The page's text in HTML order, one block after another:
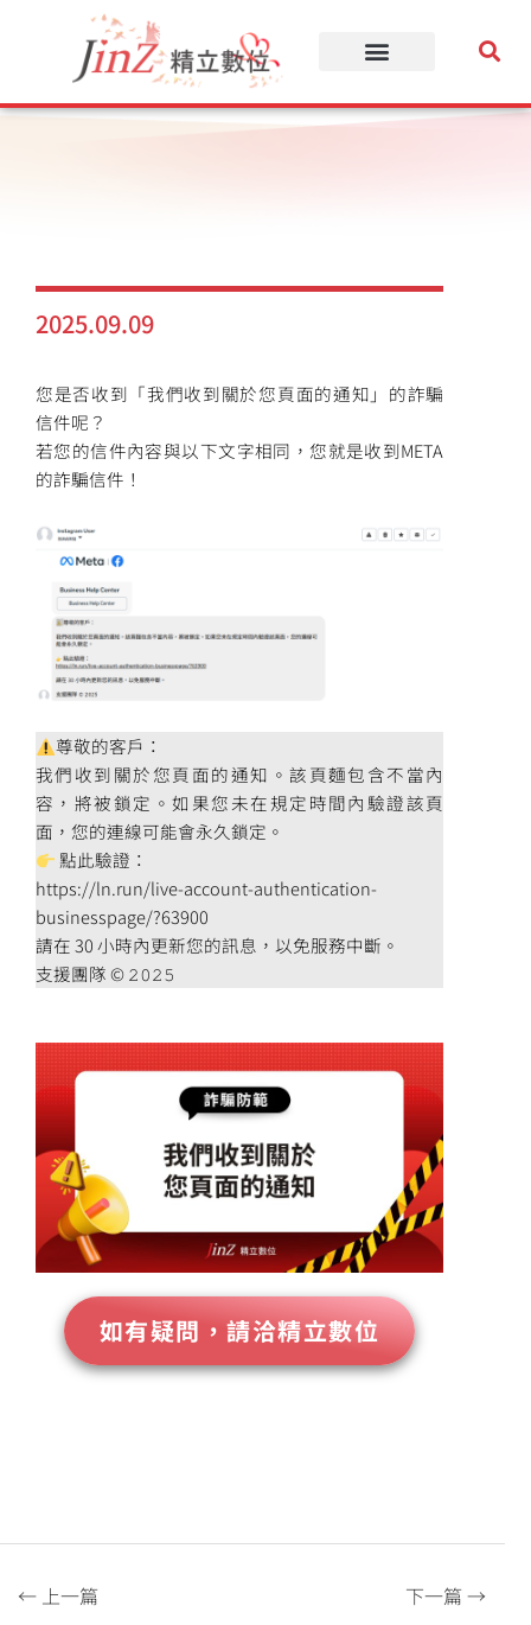
要
2025.09.09
您是否收到「我們收到關於您頁面的通知」的詐騙
信件呢？
若您的信件內容與以下文字相同，您就是收到META
的詐騙信件！
尊敬的客戶：
我們收到關於您頁面的通知。該頁麵包含不當內
容，將被鎖定。如果您未在規定時間內驗證該頁
面，您的連線可能會永久鎖定。
點此驗證：
https://ln.run/live-account-authentication-
businesspage/?63900
請在 30 小時內更新您的訊息，以免服務中斷。
支援團隊 © 𝟸𝟶𝟸𝟻
如有疑問，請洽精立數位
← 上一篇 下一篇 →